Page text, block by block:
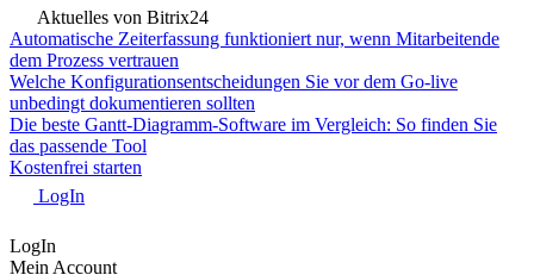
Aktuelles von Bitrix24
Automatische Zeiterfassung funktioniert nur, wenn Mitarbeitende
dem Prozess vertrauen
Welche Konfigurationsentscheidungen Sie vor dem Go-live
unbedingt dokumentieren sollten
Die beste Gantt-Diagramm-Software im Vergleich: So finden Sie
das passende Tool
Kostenfrei starten
LogIn
LogIn
Mein Account